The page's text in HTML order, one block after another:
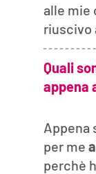
alle mie
riuscivo
Quali
appena
Appena
per me
perchè